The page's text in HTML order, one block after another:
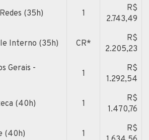
(35h) 1
R$
2.743,49
Interno (35h) CR*
R$
2.205,23
Gerais -
1
R$
1.292,54
(40h) 1
R$
1.470,76
(40h) 1
R$